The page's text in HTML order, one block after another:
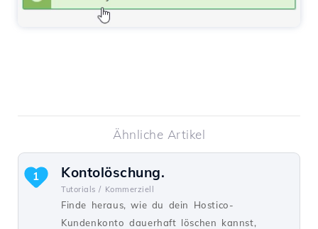
Ähnliche Artikel
Kontolöschung.
Tutorials / Kommerziell
Finde heraus, wie du dein Hostico-
Kundenkonto dauerhaft löschen kannst,
1